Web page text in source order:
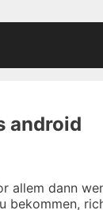
android
allem dann